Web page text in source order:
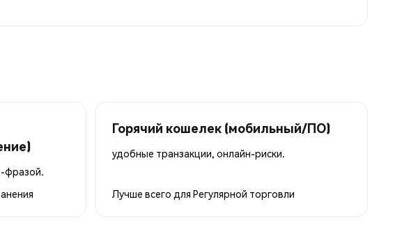
фразой.
Горячий кошелек (мобильный/ПО)
удобные транзакции, онлайн-риски.
Лучше всего для Регулярной торговли